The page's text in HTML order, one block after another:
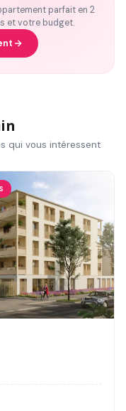
parfait en 2
et votre budget.
qui vous intéressent